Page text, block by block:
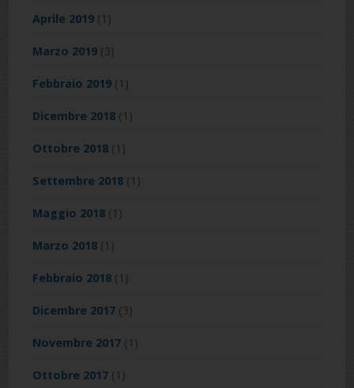
Aprile 2019 (1)
Marzo 2019 (3)
Febbraio 2019 (1)
Dicembre 2018 (1)
Ottobre 2018 (1)
Settembre 2018 (1)
Maggio 2018 (1)
Marzo 2018 (1)
Febbraio 2018 (1)
Dicembre 2017 (3)
Novembre 2017 (1)
Ottobre 2017 (1)